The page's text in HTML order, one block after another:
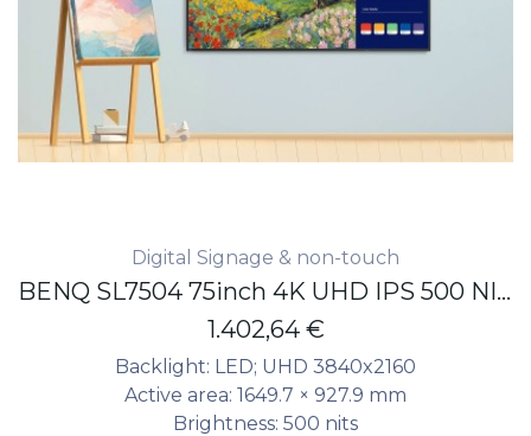
Digital Signage & non-touch
BENQ SL7504 75inch 4K UHD IPS 500 NITS ANDROID 13.0 EDLA 24/7 Pantone Validated
1.402,64€
Backlight: LED; UHD 3840x2160
Active area: 1649.7 × 927.9 mm
Brightness: 500 nits